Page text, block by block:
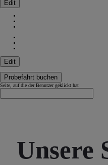
Edit
Edit
Probefahrt buchen
Seite, auf die der Benutzer geklickt hat
Unsere